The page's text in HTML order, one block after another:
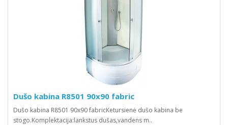
Dušo kabina R8501 90x90 fabric
Dušo kabina R8501 90x90 fabricKetursienė dušo kabina be
stogo.Komplektacija:lankstus dušas,vandens m..